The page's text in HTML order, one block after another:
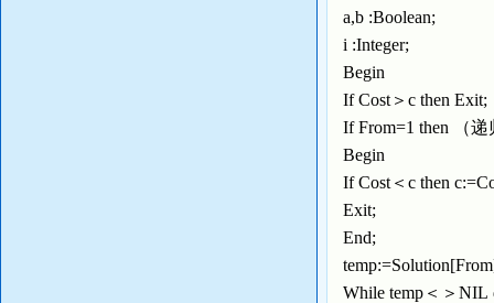
a,b :Boolean;
i :Integer;
Begin
If Cost＞c then
If From=1 then （
Begin
If Cost＜c then
Exit;
End;
While temp＜＞